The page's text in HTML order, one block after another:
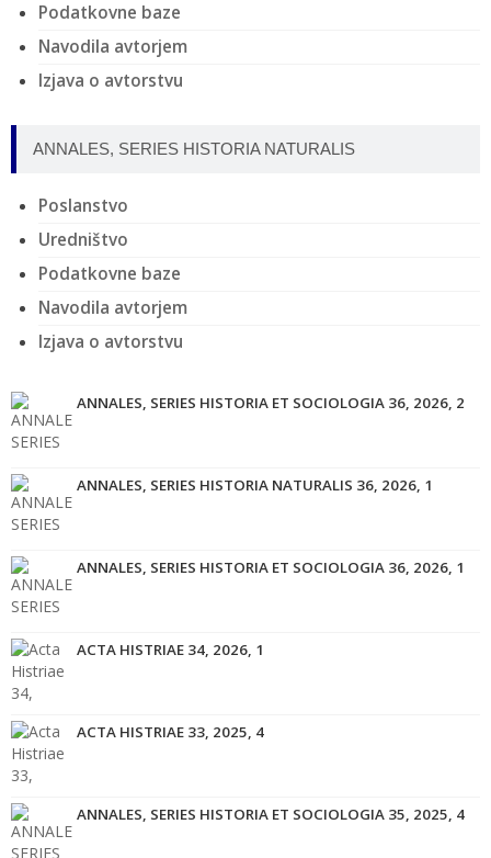
Podatkovne baze
Navodila avtorjem
Izjava o avtorstvu
ANNALES, SERIES HISTORIA NATURALIS
Poslanstvo
Uredništvo
Podatkovne baze
Navodila avtorjem
Izjava o avtorstvu
ANNALES, SERIES HISTORIA ET SOCIOLOGIA 36, 2026, 2
ANNALES, SERIES HISTORIA NATURALIS 36, 2026, 1
ANNALES, SERIES HISTORIA ET SOCIOLOGIA 36, 2026, 1
ACTA HISTRIAE 34, 2026, 1
ACTA HISTRIAE 33, 2025, 4
ANNALES, SERIES HISTORIA ET SOCIOLOGIA 35, 2025, 4